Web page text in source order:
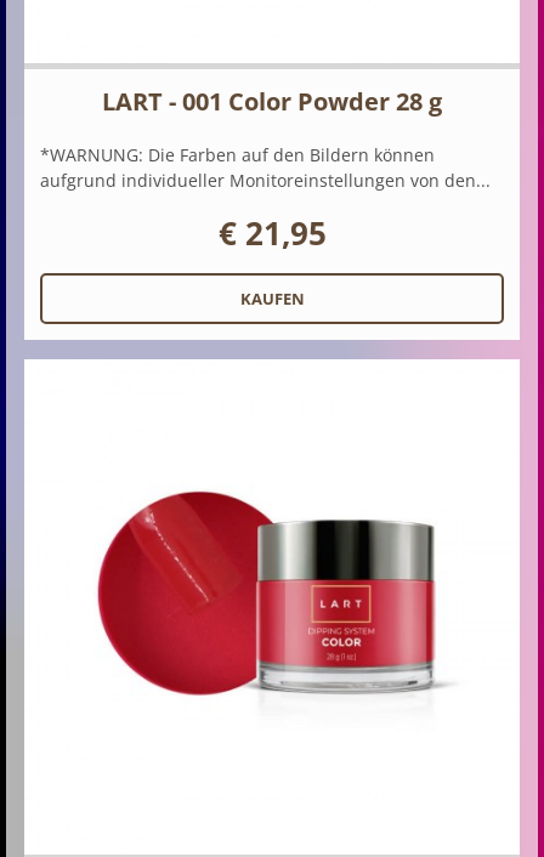
LART - 001 Color Powder 28 g
*WARNUNG: Die Farben auf den Bildern können
aufgrund individueller Monitoreinstellungen von den...
€ 21,95